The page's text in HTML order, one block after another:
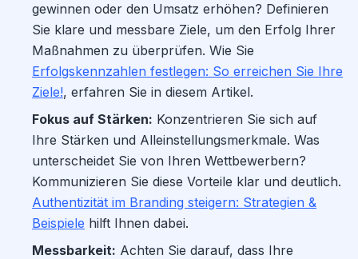
gewinnen oder den Umsatz erhöhen? Definieren
Sie klare und messbare Ziele, um den Erfolg Ihrer
Maßnahmen zu überprüfen. Wie Sie
Erfolgskennzahlen festlegen: So erreichen Sie Ihre
Ziele!, erfahren Sie in diesem Artikel.
Fokus auf Stärken: Konzentrieren Sie sich auf
Ihre Stärken und Alleinstellungsmerkmale. Was
unterscheidet Sie von Ihren Wettbewerbern?
Kommunizieren Sie diese Vorteile klar und deutlich.
Authentizität im Branding steigern: Strategien &
Beispiele hilft Ihnen dabei.
Messbarkeit: Achten Sie darauf, dass Ihre